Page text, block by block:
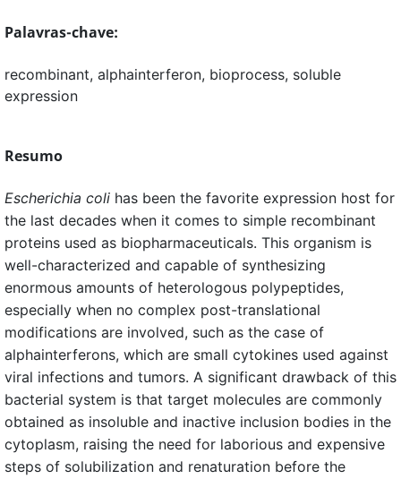
Palavras-chave:
recombinant, alphainterferon, bioprocess, soluble
expression
Resumo
Escherichia coli has been the favorite expression host for
the last decades when it comes to simple recombinant
proteins used as biopharmaceuticals. This organism is
well-characterized and capable of synthesizing
enormous amounts of heterologous polypeptides,
especially when no complex post-translational
modifications are involved, such as the case of
alphainterferons, which are small cytokines used against
viral infections and tumors. A significant drawback of this
bacterial system is that target molecules are commonly
obtained as insoluble and inactive inclusion bodies in the
cytoplasm, raising the need for laborious and expensive
steps of solubilization and renaturation before the